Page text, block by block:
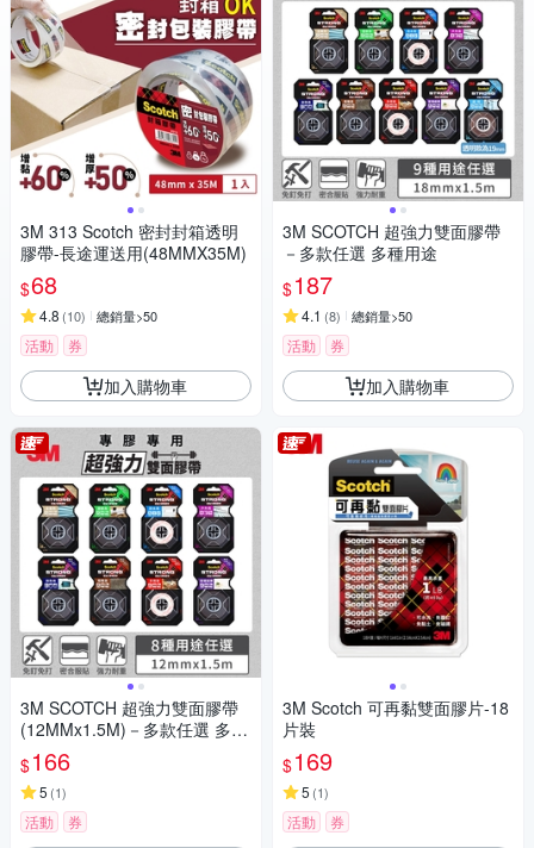
3M 313 Scotch 密封封箱透明
膠帶-長途運送用(48MMX35M)
$68
4.8 (10) 總銷量>50
活動 券
加入購物車
3M SCOTCH 超強力雙面膠帶
(12MMx1.5M)－多款任選 多種
用途
$166
5 (1)
活動 券
3M SCOTCH 超強力雙面膠帶
－多款任選 多種用途
$187
4.1 (8) 總銷量>50
活動 券
加入購物車
3M Scotch 可再黏雙面膠片-18
片裝
$169
5 (1)
活動 券